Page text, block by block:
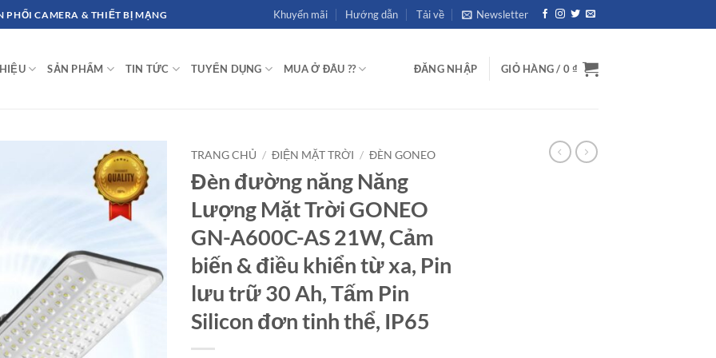
PHỐI CAMERA & THIẾT BỊ MẠNG Khuyến mãi Hướng dẫn Tải về Newsletter
SẢN PHẨM TIN TỨC TUYỂN DỤNG MUA Ở ĐÂU ?? ĐĂNG NHẬP GIỎ HÀNG / 0₫
TRANG CHỦ / ĐIỆN MẶT TRỜI / ĐÈN GONEO
Đèn đường năng Năng
Lượng Mặt Trời GONEO
GN-A600C-AS 21W, Cảm
biến & điều khiển từ xa, Pin
lưu trữ 30 Ah, Tấm Pin
Silicon đơn tinh thể, IP65